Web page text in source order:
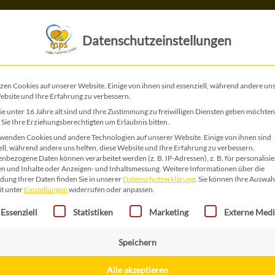
Ostern 03
10,00€
Eulenpärchen
Ostern
03
In den Warenkorb
Kategorie:Ostermarkt
Datenschutzeinstellungen
Cookies auf unserer Website. Einige von ihnen sind essenziell, während andere
und Ihre Erfahrung zu verbessern.
unter 16 Jahre alt sind und Ihre Zustimmung zu freiwilligen Diensten geben
Sie Ihre Erziehungsberechtigten um Erlaubnis bitten.
Cookies und andere Technologien auf unserer Website. Einige von ihnen sind
während andere uns helfen, diese Website und Ihre Erfahrung zu verbessern.
Daten können verarbeitet werden (z. B. IP-Adressen), z. B. für
und Inhalte oder Anzeigen- und Inhaltsmessung. Weitere Informationen über die
Ihrer Daten finden Sie in unserer Datenschutzerklärung. Sie können Ihre
unterEinstellungen widerrufen oder anpassen.
eine Liste der Service-Gruppen, für die eine Einwilligung erteilt
Essenziell Statistiken Marketing Externe
Speichern
Alle akzeptieren